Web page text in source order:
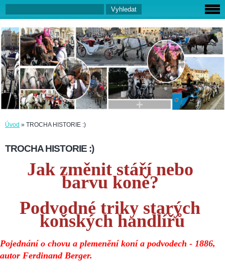
Úvod » TROCHA HISTORIE :)
TROCHA HISTORIE :)
Jak změnit stáří nebo
barvu koně?
Podvodné triky starých
koňských handlířů
Pojednání o chovu a plemenění koní a podvodech - 1886,
autor Ferdinand Berger.